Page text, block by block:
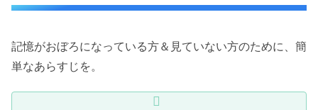
記憶がおぼろになっている方＆見ていない方のために、簡
単なあらすじを。